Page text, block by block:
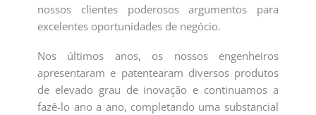
nossos clientes poderosos argumentos para
excelentes oportunidades de negócio.
Nos últimos anos, os nossos engenheiros
apresentaram e patentearam diversos produtos
de elevado grau de inovação e continuamos a
fazê-lo ano a ano, completando uma substancial